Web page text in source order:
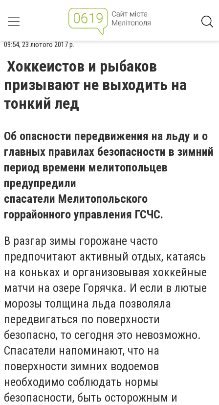
09:54, 23 лютого 2017 р.
Хоккеистов и рыбаков
призывают не выходить на
тонкий лед
Об опасности передвижения на льду и о
главных правилах безопасности в зимний
период времени мелитопольцев
предупредили
спасатели Мелитопольского
горрайонного управления ГСЧС.
В разгар зимы горожане часто
предпочитают активный отдых, катаясь
на коньках и организовывая хоккейные
матчи на озере Горячка. И если в лютые
морозы толщина льда позволяла
передвигаться по поверхности
безопасно, то сегодня это невозможно.
Спасатели напоминают, что на
поверхности зимних водоемов
необходимо соблюдать нормы
безопасности, быть осторожным и